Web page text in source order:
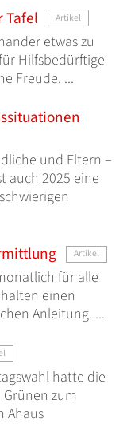
Tafel Artikel
etwas zu
Hilfsbedürftige
Freude. ...
und Eltern –
auch 2025 eine
Artikel
für alle
einen
Anleitung. ...
hatte die
zum
Ahaus